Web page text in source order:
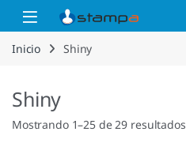
Saltar a la navegación
Saltar al contenido
Open
Inicio Shiny
Shiny
Mostrando 1–25 de 29 resultados